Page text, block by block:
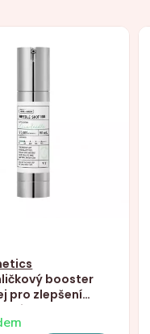
booster
pro zlepšení
Reedle shot